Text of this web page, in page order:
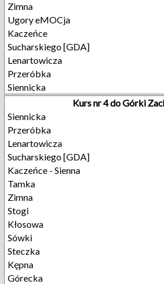
Zimna
Ugory eMOCja
Kaczeńce
Sucharskiego [GDA]
Lenartowicza
Przeróbka
Siennicka
Kurs nr 4 do Górki
Siennicka
Przeróbka
Lenartowicza
Sucharskiego [GDA]
Kaczeńce - Sienna
Tamka
Zimna
Stogi
Kłosowa
Sówki
Steczka
Kępna
Górecka